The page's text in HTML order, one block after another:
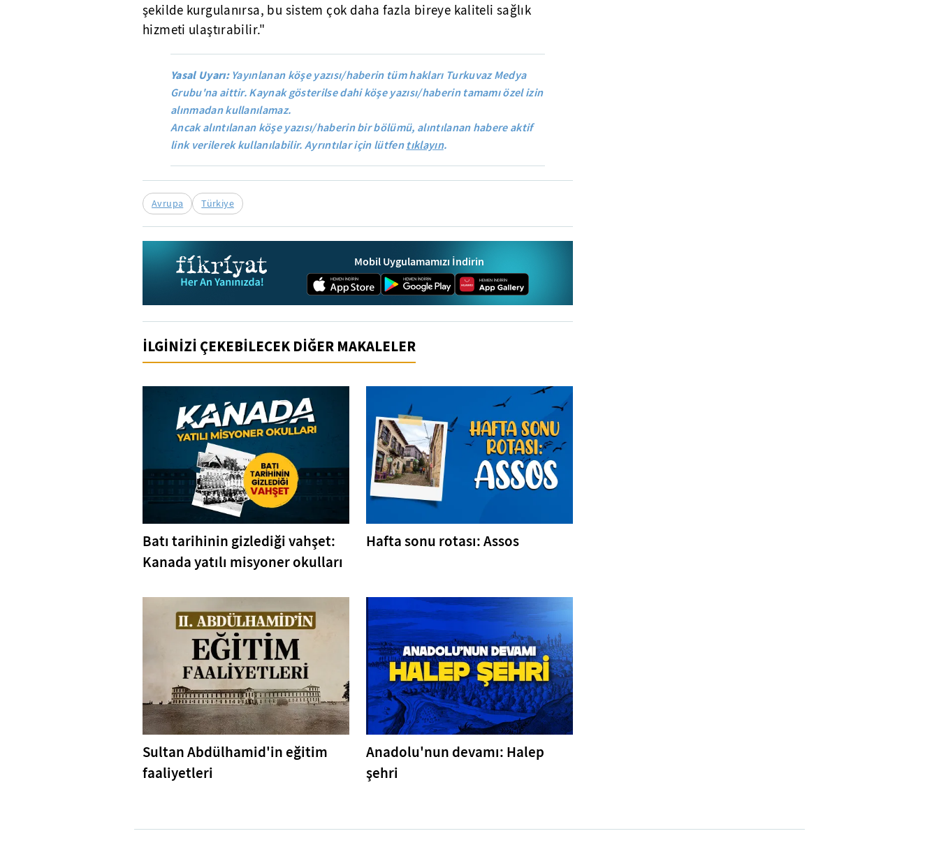
şekilde kurgulanırsa, bu sistem çok daha fazla bireye kaliteli sağlık
hizmeti ulaştırabilir."
Yasal Uyarı:Yayınlanan köşe yazısı/haberin tüm hakları Turkuvaz Medya
Grubu'na aittir. Kaynak gösterilse dahi köşe yazısı/haberin tamamı özel izin
alınmadan kullanılamaz.
Ancak alıntılanan köşe yazısı/haberin bir bölümü, alıntılanan habere aktif
link verilerek kullanılabilir. Ayrıntılar için lütfentıklayın.
Avrupa Türkiye
Mobil Uygulamamızı İndirin
İLGİNİZİ ÇEKEBİLECEK DİĞER MAKALELER
Batı tarihinin gizlediği vahşet:
Kanada yatılı misyoner okulları
Hafta sonu rotası: Assos
Sultan Abdülhamid'in eğitim
faaliyetleri
Anadolu'nun devamı: Halep
şehri